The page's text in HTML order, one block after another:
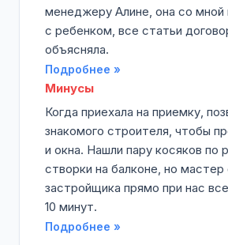
менеджеру Алине, она со мной
с ребенком, все статьи
объясняла.
Подробнее »
Минусы
Когда приехала на приемку,
знакомого строителя, чтобы
и окна. Нашли пару косяков по
створки на балконе, но мастер
застройщика прямо при нас
10 минут.
Подробнее »